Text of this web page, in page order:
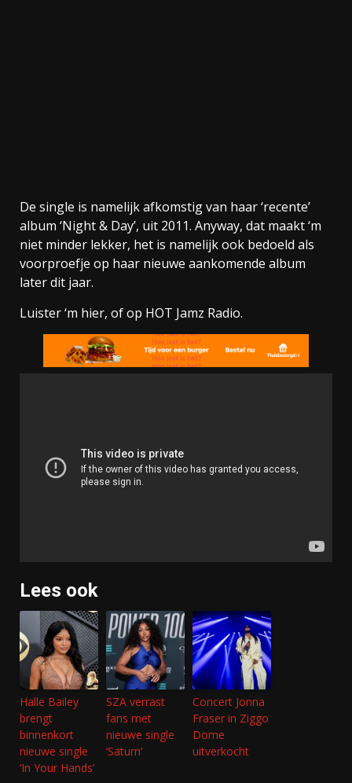
De single is namelijk afkomstig van haar ‘recente’
album ‘Night & Day’, uit 2011. Anyway, dat maakt ‘m
niet minder lekker, het is namelijk ook bedoeld als
voorproefje op haar nieuwe aankomende album
later dit jaar.
Luister ‘m hier, of op HOT Jamz Radio.
Lees ook
Halle Bailey
brengt
binnenkort
nieuwe single
‘In Your Hands’
SZA verrast
fans met
nieuwe single
‘Saturn’
Concert Jonna
Fraser in Ziggo
Dome
uitverkocht